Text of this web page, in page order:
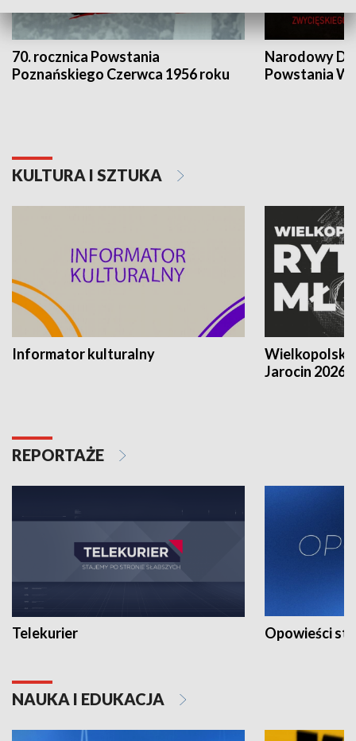
70. rocznica Powstania
Poznańskiego Czerwca 1956 roku
Narodowy
Powstania
KULTURA I SZTUKA
Informator kulturalny
Jarocin 2026
REPORTAŻE
Telekurier Opowieści
NAUKA I EDUKACJA